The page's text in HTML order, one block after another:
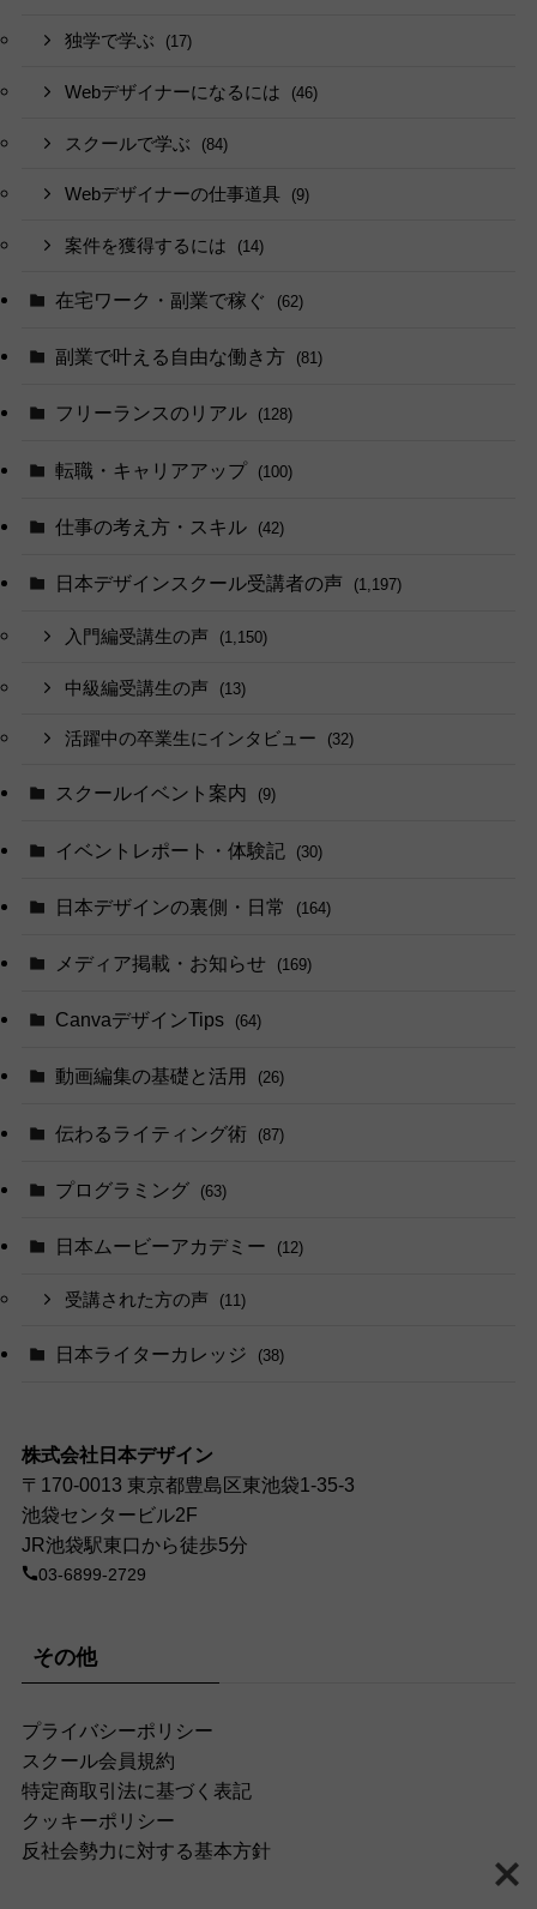
独学で学ぶ (17)
Webデザイナーになるには (46)
スクールで学ぶ (84)
Webデザイナーの仕事道具 (9)
案件を獲得するには (14)
在宅ワーク・副業で稼ぐ (62)
副業で叶える自由な働き方 (81)
フリーランスのリアル (128)
転職・キャリアアップ (100)
仕事の考え方・スキル (42)
日本デザインスクール受講者の声 (1,197)
入門編受講生の声 (1,150)
中級編受講生の声 (13)
活躍中の卒業生にインタビュー (32)
スクールイベント案内 (9)
イベントレポート・体験記 (30)
日本デザインの裏側・日常 (164)
メディア掲載・お知らせ (169)
CanvaデザインTips (64)
動画編集の基礎と活用 (26)
伝わるライティング術 (87)
プログラミング (63)
日本ムービーアカデミー (12)
受講された方の声 (11)
日本ライターカレッジ (38)
株式会社日本デザイン
〒170-0013 東京都豊島区東池袋1-35-3
池袋センタービル2F
JR池袋駅東口から徒歩5分
03-6899-2729
その他
プライバシーポリシー
スクール会員規約
特定商取引法に基づく表記
クッキーポリシー
反社会勢力に対する基本方針